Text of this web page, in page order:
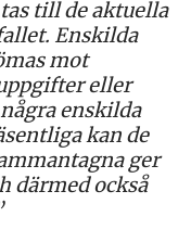
till de aktuella
Enskilda
mot
eller
enskilda
kan de
ger
därmed också